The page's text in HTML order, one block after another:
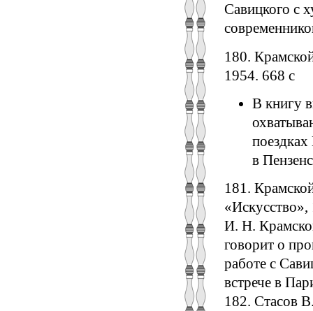
Савицкого с
180.
1954. 668 с
В книгу
в
181.
И. Н.
говорит о
работе с
встрече в
182. Стасов